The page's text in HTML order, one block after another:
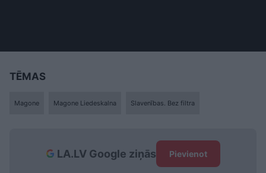
TĒMAS
Magone Magone Liedeskalna Slavenības. Bez filtra
LA.LV Google ziņās Pievienot